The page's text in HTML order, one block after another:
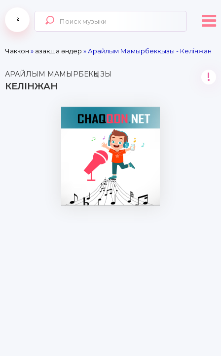
Чаккон » Қазақша әндер » Арайлым Мамырбекқызы - Келінжан
АРАЙЛЫМ МАМЫРБЕКҚЫЗЫ
КЕЛІНЖАН
!